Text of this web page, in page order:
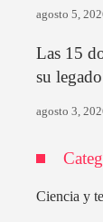
agosto 5,
Las 15
su
agosto 3,
Ciencia y